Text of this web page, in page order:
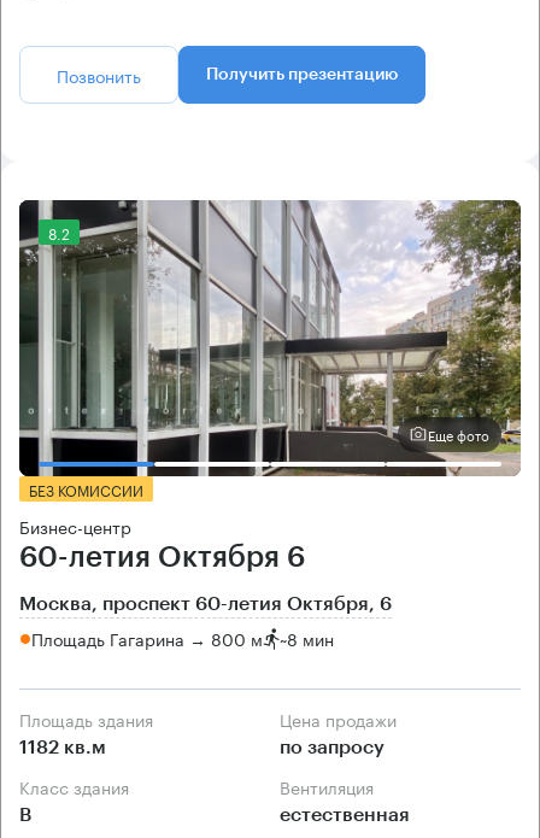
Позвонить Получить презентацию
8.2
Еще фото
БЕЗ КОМИССИИ
Бизнес-центр
60-летия Октября 6
Москва, проспект 60-летия Октября, 6
Площадь Гагарина → 800 м ~8 мин
Площадь здания
1182 кв.м
Цена продажи
по запросу
Класс здания
B
Вентиляция
естественная